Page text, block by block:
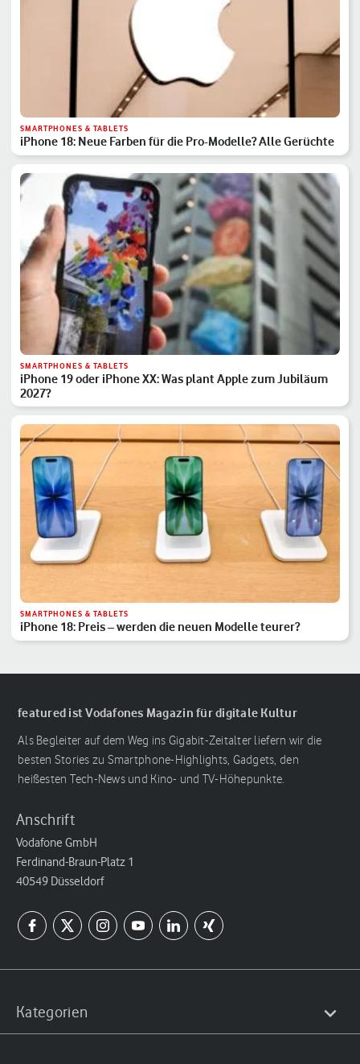
SMARTPHONES & TABLETS
iPhone 18: Neue Farben für die Pro-Modelle? Alle Gerüchte
SMARTPHONES & TABLETS
iPhone 19 oder iPhone XX: Was plant Apple zum Jubiläum
2027?
SMARTPHONES & TABLETS
iPhone 18: Preis – werden die neuen Modelle teurer?
featured ist Vodafones Magazin für digitale Kultur
Als Begleiter auf dem Weg ins Gigabit-Zeitalter liefern wir die
besten Stories zu Smartphone-Highlights, Gadgets, den
heißesten Tech-News und Kino- und TV-Höhepunkte.
Anschrift
Vodafone GmbH
Ferdinand-Braun-Platz 1
40549 Düsseldorf
Kategorien